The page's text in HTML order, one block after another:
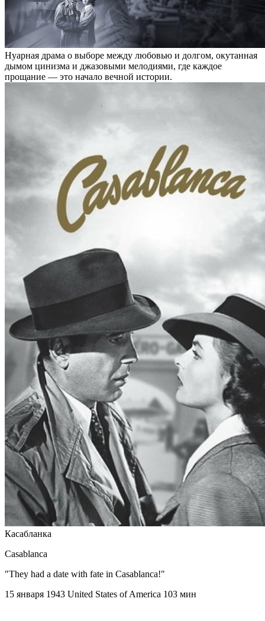
Нуарная драма о выборе между любовью и долгом, окутанная
дымом цинизма и джазовыми мелодиями, где каждое
прощание — это начало вечной истории.
Касабланка
Casablanca
"They had a date with fate in Casablanca!"
15 января 1943 United States of America 103 мин